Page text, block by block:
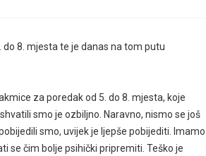
8. mjesta te je danas na tom putu
za poredak od 5. do 8. mjesta, koje
smo je ozbiljno. Naravno, nismo se još
smo, uvijek je ljepše pobijediti. Imamo
se čim bolje psihički pripremiti. Teško je